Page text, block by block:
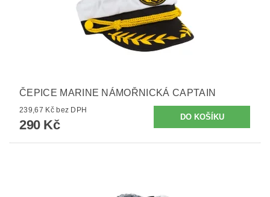
ČEPICE MARINE NÁMOŘNICKÁ CAPTAIN
239,67 Kč bez DPH
290 Kč